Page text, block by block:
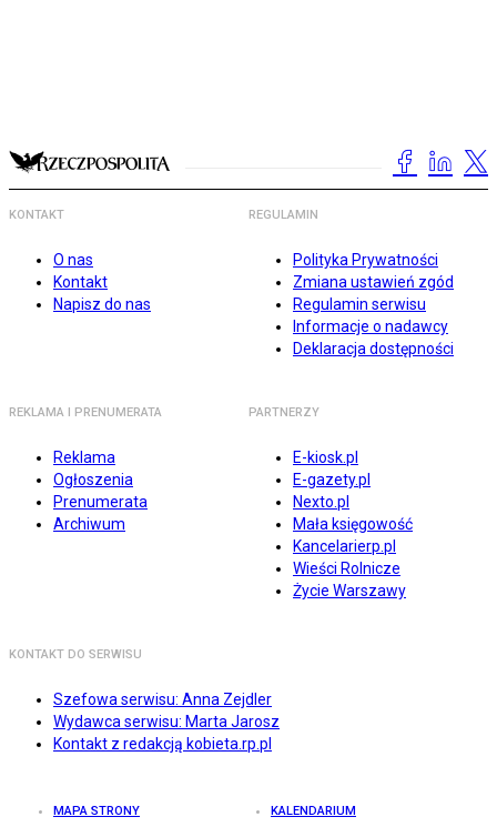
KONTAKT
O nas
Kontakt
Napisz do nas
REGULAMIN
Polityka Prywatności
Zmiana ustawień zgód
Regulamin serwisu
Informacje o nadawcy
Deklaracja dostępności
REKLAMA I PRENUMERATA
Reklama
Ogłoszenia
Prenumerata
Archiwum
PARTNERZY
E-kiosk.pl
E-gazety.pl
Nexto.pl
Mała księgowość
Kancelarierp.pl
Wieści Rolnicze
Życie Warszawy
KONTAKT DO SERWISU
Szefowa serwisu: Anna Zejdler
Wydawca serwisu: Marta Jarosz
Kontakt z redakcją kobieta.rp.pl
MAPA STRONY KALENDARIUM